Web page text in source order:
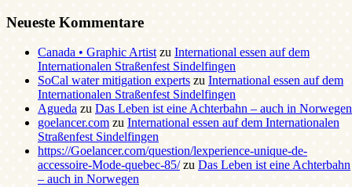
Neueste Kommentare
Canada • Graphic Artistzu International essen auf dem
Internationalen Straßenfest Sindelfingen
SoCal water mitigation experts zu International essen auf dem
Internationalen Straßenfest Sindelfingen
Agueda zu Das Leben ist eine Achterbahn – auch in Norwegen
goelancer.com zu International essen auf dem Internationalen
Straßenfest Sindelfingen
https://Goelancer.com/question/lexperience-unique-de-
accessoire-Mode-quebec-85/zu Das Leben ist eine Achterbahn
– auch in Norwegen